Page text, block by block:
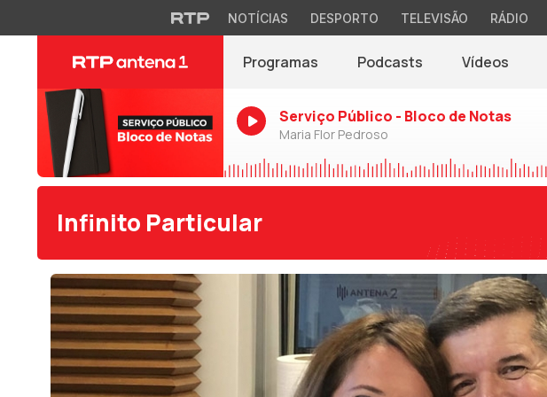
NOTÍCIAS DESPORTO TELEVISÃO RÁDIO
Programas Podcasts Vídeos
Serviço Público - Bloco de Notas
Maria Flor Pedroso
Infinito Particular